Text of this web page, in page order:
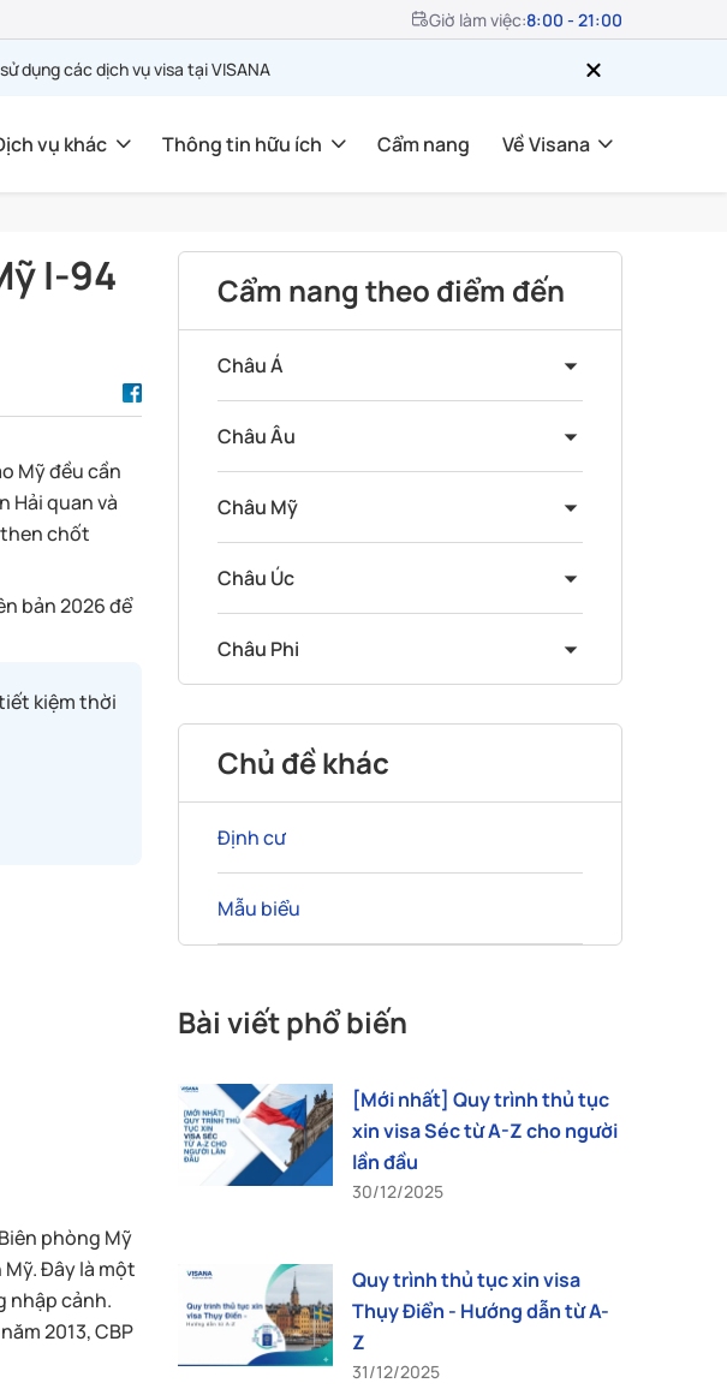
Giờ làm việc:8:00 - 21:00
dụng các dịch vụ visa tại VISANA
vụ khác Thông tin hữu ích Cẩm nang Về Visana
I-94
Mỹ đều cần
Hải quan và
chốt
bản 2026 để
kiệm thời
phòng Mỹ
Đây là một
nhập cảnh.
2013, CBP
Cẩm nang theo điểm đến
Châu Á
Châu Âu
Châu Mỹ
Châu Úc
Châu Phi
Chủ đề khác
Định cư
Mẫu biểu
Bài viết phổ biến
[Mới nhất] Quy trình thủ tục
xin visa Séc từ A-Z cho người
lần đầu
30/12/2025
Quy trình thủ tục xin visa
Thụy Điển - Hướng dẫn từ A-
Z
31/12/2025